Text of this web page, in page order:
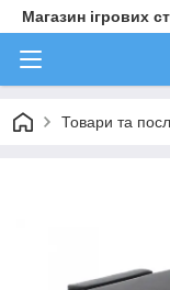
Магазин ігрових
Товари та